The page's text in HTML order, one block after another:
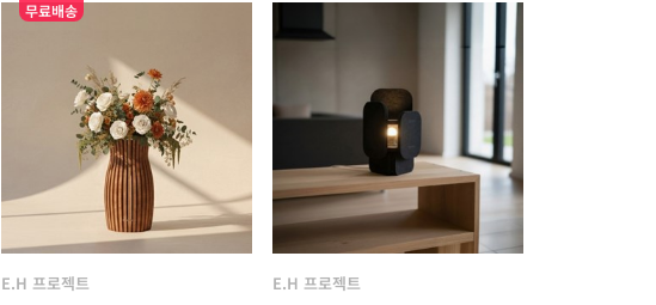
무료배송
E.H 프로젝트 E.H 프로젝트